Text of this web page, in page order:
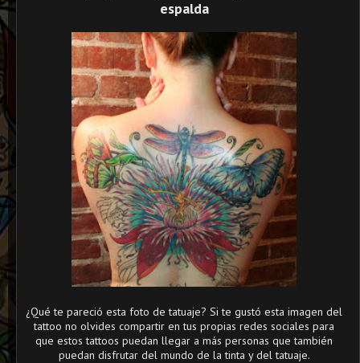
espalda
¿Qué te pareció esta foto de tatuaje? Si te gustó esta imagen del
tattoo no olvides compartir en tus propias redes sociales para
que estos tattoos puedan llegar a más personas que también
puedan disfrutar del mundo de la tinta y del tatuaje.